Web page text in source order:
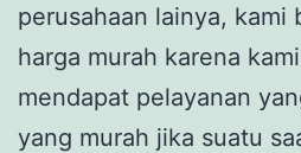
perusahaan lainya, kami
harga murah karena
mendapat pelayanan
yang murah jika suatu